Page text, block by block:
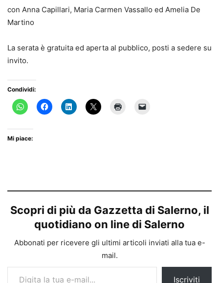
con Anna Capillari, Maria Carmen Vassallo ed Amelia De
Martino
La serata è gratuita ed aperta al pubblico, posti a sedere su
invito.
Condividi:
Mi piace:
Scopri di più da Gazzetta di Salerno, il
quotidiano on line di Salerno
Abbonati per ricevere gli ultimi articoli inviati alla tua e-
mail.
Digita la tua e-mail...
Iscriviti